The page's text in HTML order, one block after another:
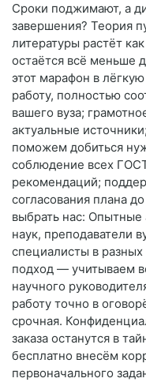
Сроки поджимают, а
завершения? Теория
литературы растёт
остаётся всё меньше
этот марафон в
работу, полностью
вашего вуза;
актуальные
поможем добиться
соблюдение всех
рекомендаций;
согласования плана
выбрать нас:
наук, преподаватели
специалисты в
подход — учитываем
научного
работу точно в
срочная.
заказа останутся в
бесплатно внесём
первоначального